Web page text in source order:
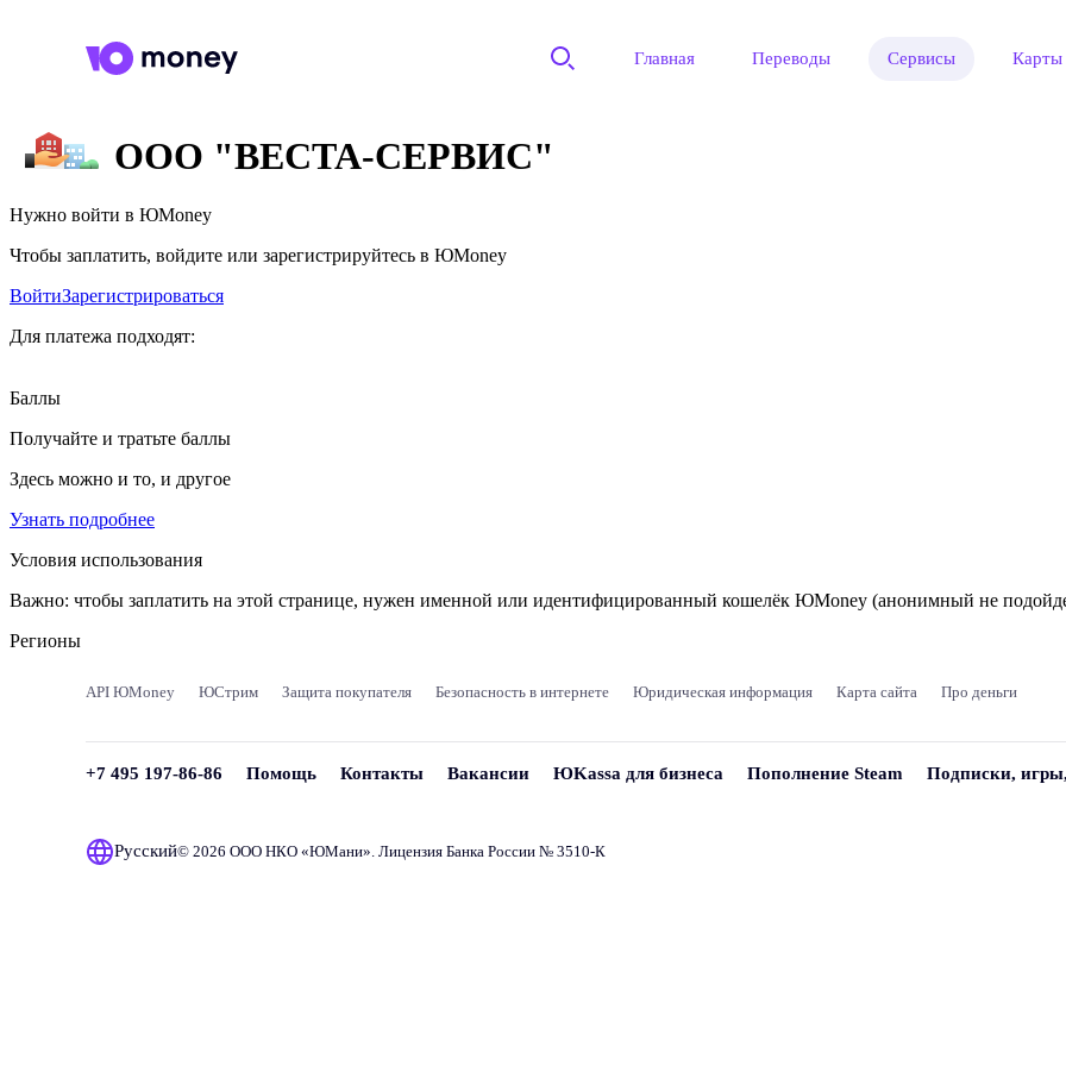
Главная Переводы Сервисы Карты
ООО "ВЕСТА-СЕРВИС"
Нужно войти в ЮMoney
Чтобы заплатить, войдите или зарегистрируйтесь в ЮMoney
ВойтиЗарегистрироваться
Для платежа подходят:
Баллы
Получайте и тратьте баллы
Здесь можно и то, и другое
Узнать подробнее
Условия использования
Важно: чтобы заплатить на этой странице, нужен именной или идентифицированный кошелёк ЮMoney (анонимный не
Регионы
API ЮMoney ЮСтрим Защита покупателя Безопасность в интернете Юридическая информация Карта сайта Про деньги
+7 495 197-86-86 Помощь Контакты Вакансии ЮKassa для бизнеса Пополнение Steam Подписки,
Русский© 2026 ООО НКО «ЮМани». Лицензия Банка России № 3510‑К